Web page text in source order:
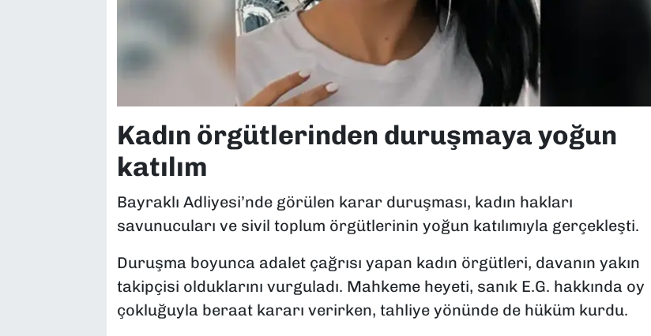
Kadın örgütlerinden duruşmaya yoğun
katılım
Bayraklı Adliyesi’nde görülen karar duruşması, kadın hakları
savunucuları ve sivil toplum örgütlerinin yoğun katılımıyla gerçekleşti.
Duruşma boyunca adalet çağrısı yapan kadın örgütleri, davanın yakın
takipçisi olduklarını vurguladı. Mahkeme heyeti, sanık E.G. hakkında oy
çokluğuyla beraat kararı verirken, tahliye yönünde de hüküm kurdu.